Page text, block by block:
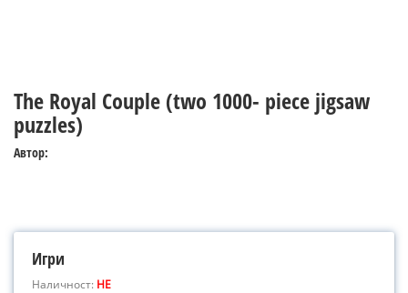
The Royal Couple (two 1000- piece jigsaw
puzzles)
Автор:
Игри
Наличност: НЕ